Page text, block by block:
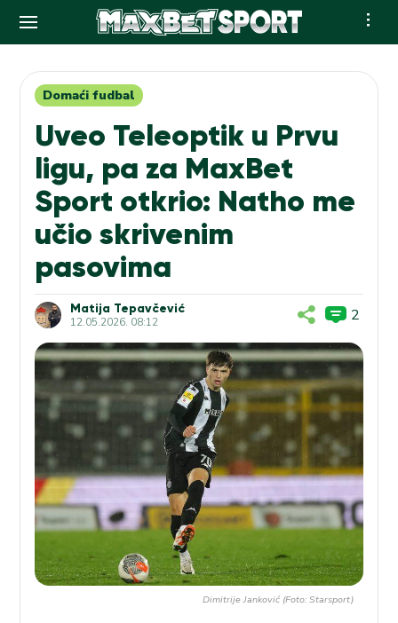
contentDomaći fudbal
Uveo Teleoptik u Prvu
ligu, pa za MaxBet
Sport otkrio: Natho me
učio skrivenim
pasovima
Matija Tepavčević
12.05.2026. 08:12 2
Dimitrije Janković (Foto: Starsport)